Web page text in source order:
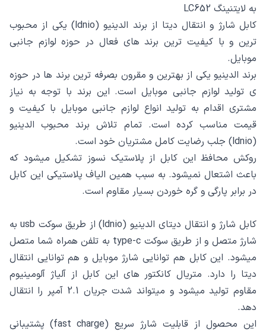
به لایتنینگ LC652
کابل شارژ و انتقال دیتا از برند الدینیو (ldnio) یکی از محبوب
ترین و با کیفیت ترین برند های فعال در حوزه لوازم جانبی
موبایل.
برند الدینیو یکی از بهترین و مقرون بصرفه ترین برند ها در حوزه
ی تولید لوازم جانبی موبایل است. این برند با توجه به نیاز
مشتری اقدام به تولید انواع لوازم جانبی موبایل با کیفیت و
قیمت مناسب کرده است. تمام تلاش برند محبوب الدینیو
(ldnio) جلب رضایت کامل مشتریان خود است.
روکش محافظ این کابل از پلاستیک نسوز تشکیل میشود که
باعث اشتعال نمیشود. به سبب همین الیاف پلاستیکی این کابل
در برابر پارگی و گره خوردن بسیار مقاوم است.
کابل شارژ و انتقال دیتای الدینیو (ldnio) از طریق سوکت usb به
شارژ متصل و از طریق سوکت type-c به تلفن همراه شما متصل
میشود. این کابل هم توانایی شارژ موبایل و هم توانایی انتقال
دیتا را دارد. متریال کانکتور های این کابل از آلیاژ آلومینیوم
مقاوم تولید میشود و میتواند شدت جریان 2.1 آمپر را انتقال
دهد.
این محصول از قابلیت شارژ سریع (fast charge) پشتیبانی